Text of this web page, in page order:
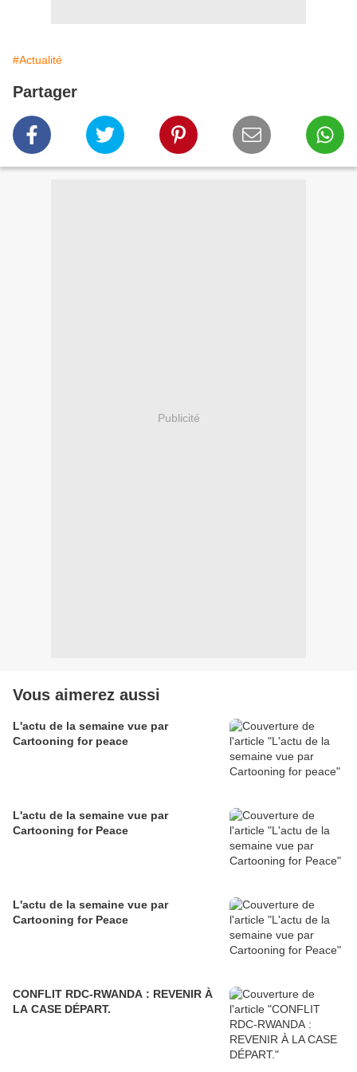
#Actualité
Partager
Publicité
Vous aimerez aussi
L'actu de la semaine vue par
Cartooning for peace
L'actu de la semaine vue par
Cartooning for Peace
L'actu de la semaine vue par
Cartooning for Peace
CONFLIT RDC-RWANDA : REVENIR À
LA CASE DÉPART.